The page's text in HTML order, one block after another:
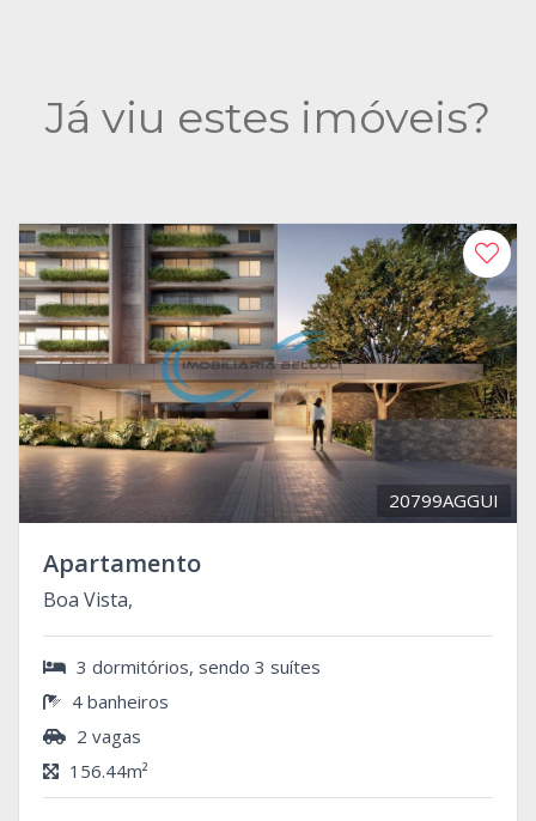
Já viu estes imóveis?
20799AGGUI
Apartamento
Boa Vista,
3 dormitórios, sendo 3 suítes
4 banheiros
2 vagas
156.44m²